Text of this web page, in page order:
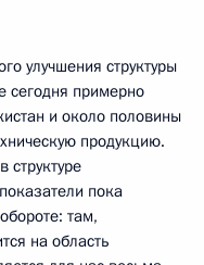
улучшения структуры
сегодня примерно
и около половины
продукцию.
структуре
пока
там,
на область